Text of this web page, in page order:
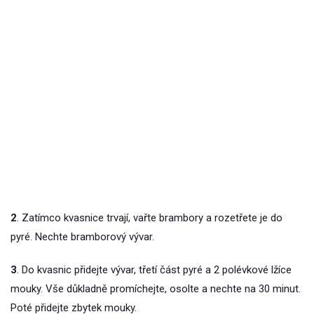
2. Zatímco kvasnice trvají, vařte brambory a rozetřete je do
pyré. Nechte bramborový vývar.
3. Do kvasnic přidejte vývar, třetí část pyré a 2 polévkové lžíce
mouky. Vše důkladně promíchejte, osolte a nechte na 30 minut.
Poté přidejte zbytek mouky.